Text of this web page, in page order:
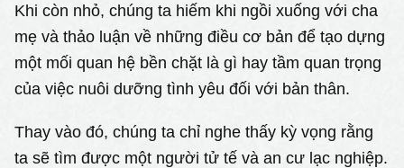
Khi còn nhỏ, chúng ta hiếm khi ngồi xuống với cha
mẹ và thảo luận về những điều cơ bản để tạo dựng
một mối quan hệ bền chặt là gì hay tầm quan trọng
của việc nuôi dưỡng tình yêu đối với bản thân.
Thay vào đó, chúng ta chỉ nghe thấy kỳ vọng rằng
ta sẽ tìm được một người tử tế và an cư lạc nghiệp.